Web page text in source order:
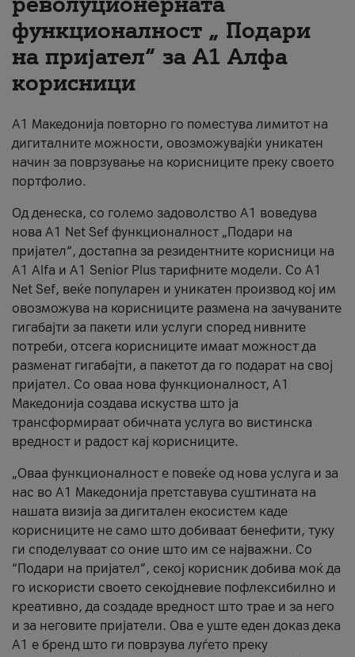
За нас
#ПодобарОнлајн
функционалност „ Подари
на пријател“ за А1 Алфа
корисници
А1 Македонија повторно го поместува лимитот на
дигиталните можности, овозможувајќи уникатен
начин за поврзување на корисниците преку своето
портфолио.
Од денеска, со големо задоволство А1 воведува
нова A1 Net Sef функционалност „Подари на
пријател“, достапна за резидентните корисници на
А1 Alfa и A1 Senior Plus тарифните модели. Со A1
Net Sef, веќе популарен и уникатен производ кој им
овозможува на корисниците размена на зачуваните
гигабајти за пакети или услуги според нивните
потреби, отсега корисниците имаат можност да
разменат гигабајти, а пакетот да го подарат на свој
пријател. Со оваа нова функционалност, А1
Македонија создава искуства што ја
трансформираат обичната услуга во вистинска
вредност и радост кај корисниците.
„Оваа функционалност е повеќе од нова услуга и за
нас во А1 Македонија претставува суштината на
нашата визија за дигитален екосистем каде
корисниците не само што добиваат бенефити, туку
ги споделуваат со оние што им се најважни. Со
“Подари на пријател”, секој корисник добива моќ да
го искористи своето секојдневие пофлексибилно и
креативно, да создаде вредност што трае и за него
и за неговите пријатели. Ова е уште еден доказ дека
А1 е бренд што ги поврзува луѓето преку